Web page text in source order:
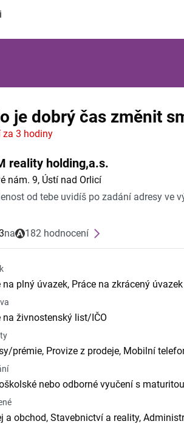
je dobrý čas změnit
za 3 hodiny
reality holding,a.s.
nám. 9, Ústí nad Orlicí
od tebe uvidíš po zadání adresy ve
na 182 hodnocení
na plný úvazek, Práce na zkrácený úvazek
na živnostenský list/IČO
prémie, Provize z prodeje, Mobilní
nebo odborné vyučení s maturitou
a obchod, Stavebnictví a reality,